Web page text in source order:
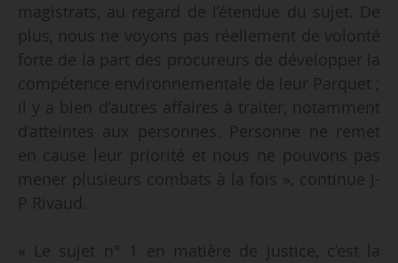
magistrats, au regard de l’étendue du sujet. De
plus, nous ne voyons pas réellement de volonté
forte de la part des procureurs de développer la
compétence environnementale de leur Parquet ;
il y a bien d’autres affaires à traiter, notamment
d’atteintes aux personnes. Personne ne remet
en cause leur priorité et nous ne pouvons pas
mener plusieurs combats à la fois », continue J-
P Rivaud.
« Le sujet n° 1 en matière de justice, c’est la